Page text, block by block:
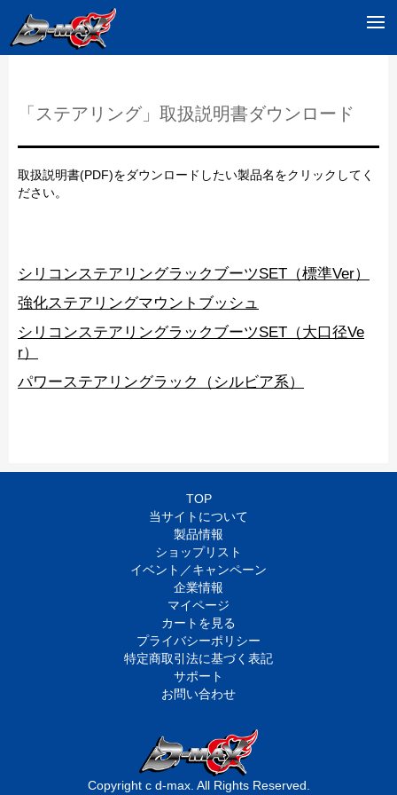
「ステアリング」取扱説明書ダウンロード
取扱説明書(PDF)をダウンロードしたい製品名をクリックしてく
ださい。
シリコンステアリングラックブーツSET（標準Ver）
強化ステアリングマウントブッシュ
シリコンステアリングラックブーツSET（大口径Ve
r）
パワーステアリングラック（シルビア系）
TOP
当サイトについて
製品情報
ショップリスト
イベント／キャンペーン
企業情報
マイページ
カートを見る
プライバシーポリシー
特定商取引法に基づく表記
サポート
お問い合わせ
Copyright c d-max. All Rights Reserved.